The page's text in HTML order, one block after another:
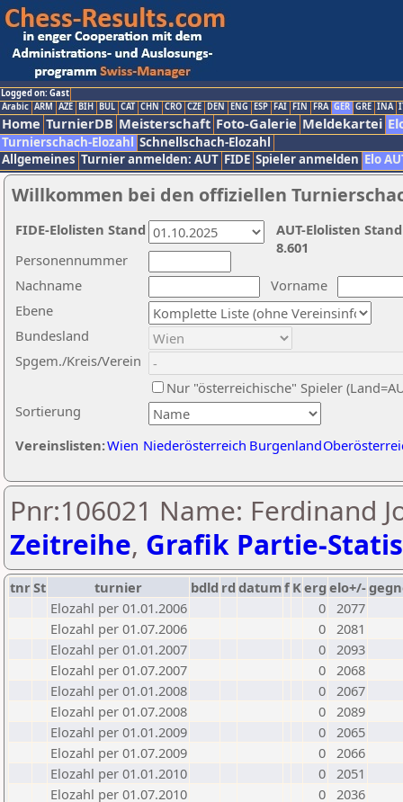
Logged on: Gast
Arabic ARM AZE BIH BUL CAT CHN CRO CZE DEN ENG ESP FAI FIN FRA GER GRE INA
Home TurnierDB Meisterschaft Foto-Galerie Meldekartei
Turnierschach-Elozahl Schnellschach-Elozahl
Allgemeines Turnier anmelden: AUT FIDE Spieler anmelden Elo
Willkommen bei den offiziellen
Nachname
Vorname
Ebene
Sortierung
Personennummer
Bundesland
Spgem./Kreis/Verein
Nur "österreichische" Spieler
Vereinslisten:Wien Niederösterreich Burgenland
AUT-Elolisten
8.601
FIDE-Elolisten Stand
Pnr:106021 Name: Ferdinand
Zeitreihe, Grafik Partie-
tnrSt turnier bdld rd datumf Kerg elo+/-
Elozahl per 01.01.2006
0 2077
Elozahl per 01.07.2006
0 2081
Elozahl per 01.01.2007
0 2093
Elozahl per 01.07.2007
0 2068
Elozahl per 01.01.2008
0 2067
Elozahl per 01.07.2008
0 2089
Elozahl per 01.01.2009
0 2065
Elozahl per 01.07.2009
0 2066
Elozahl per 01.01.2010
0 2051
Elozahl per 01.07.2010
0 2036